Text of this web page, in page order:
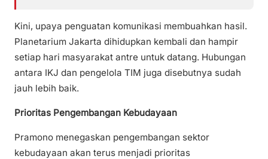
Kini, upaya penguatan komunikasi membuahkan hasil.
Planetarium Jakarta dihidupkan kembali dan hampir
setiap hari masyarakat antre untuk datang. Hubungan
antara IKJ dan pengelola TIM juga disebutnya sudah
jauh lebih baik.
Prioritas Pengembangan Kebudayaan
Pramono menegaskan pengembangan sektor
kebudayaan akan terus menjadi prioritas